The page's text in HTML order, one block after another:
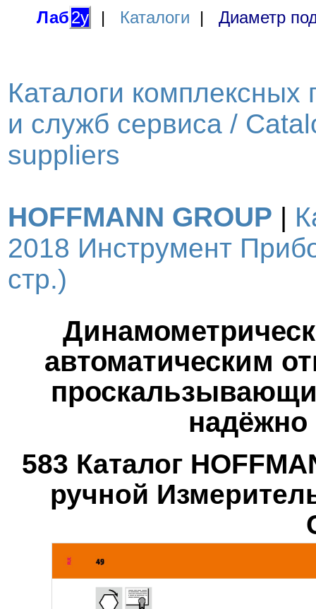
Лаб2у | Каталоги | Диаметр
Каталоги
и служб сервиса /
suppliers
HOFFMANN GROUP |
2018 Инструмент
стр.)
автоматическим
надёжно
583 Каталог
ручной